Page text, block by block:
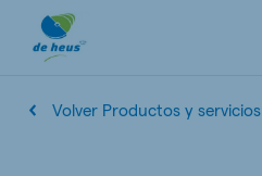
Volver Productos y servicios